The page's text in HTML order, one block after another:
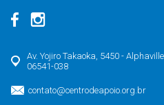
Av. Yojiro Takaoka, 5450 -
06541-038
contato@centrodeapoio.org.br